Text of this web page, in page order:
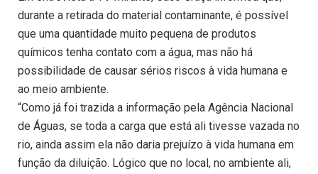
durante a retirada do material contaminante, é possível
que uma quantidade muito pequena de produtos
químicos tenha contato com a água, mas não há
possibilidade de causar sérios riscos à vida humana e
ao meio ambiente.
“Como já foi trazida a informação pela Agência Nacional
de Águas, se toda a carga que está ali tivesse vazada no
rio, ainda assim ela não daria prejuízo à vida humana em
função da diluição. Lógico que no local, no ambiente ali,